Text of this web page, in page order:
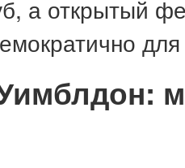
а открытый